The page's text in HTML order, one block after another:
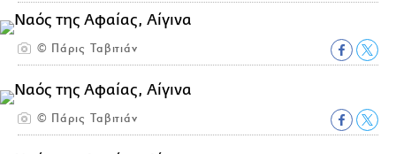
© Πάρις Ταβιτιάν
© Πάρις Ταβιτιάν